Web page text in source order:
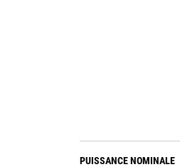
PUISSANCE NOMINALE